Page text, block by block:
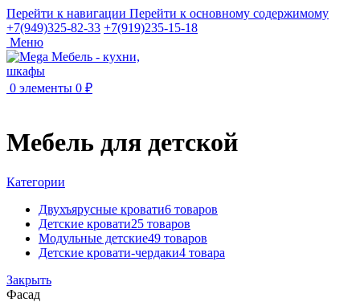
Перейти к навигации Перейти к основному содержимому
+7(949)325-82-33 +7(919)235-15-18
Меню
0 элементы 0 ₽
Мебель для детской
Категории
Двухъярусные кровати6 товаров
Детские кровати25 товаров
Модульные детские49 товаров
Детские кровати-чердаки4 товара
Закрыть
Фасад